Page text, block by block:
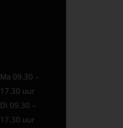
Ma 09.30 –
17.30 uur
Di 09.30 –
17.30 uur